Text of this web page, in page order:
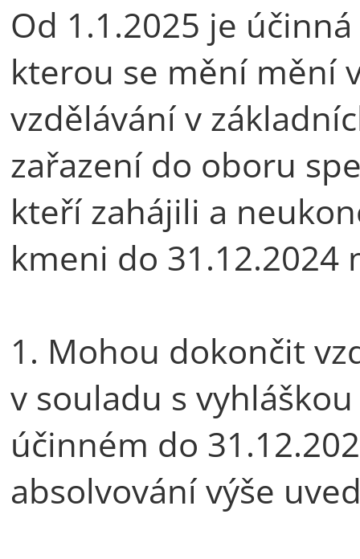
Od 1.1.2025 je účinná
kterou se mění mění
vzdělávání v
zařazení do oboru
kteří zahájili a
kmeni do 31.12.2024
1. Mohou dokončit
v souladu s
účinném do
absolvování výše